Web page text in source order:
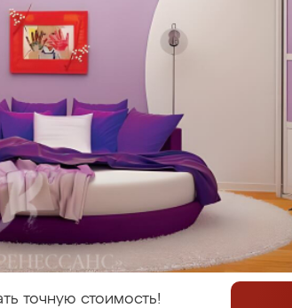
точную стоимость!